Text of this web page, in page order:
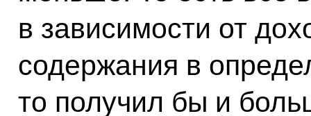
в зависимости от
содержания в
то получил бы и